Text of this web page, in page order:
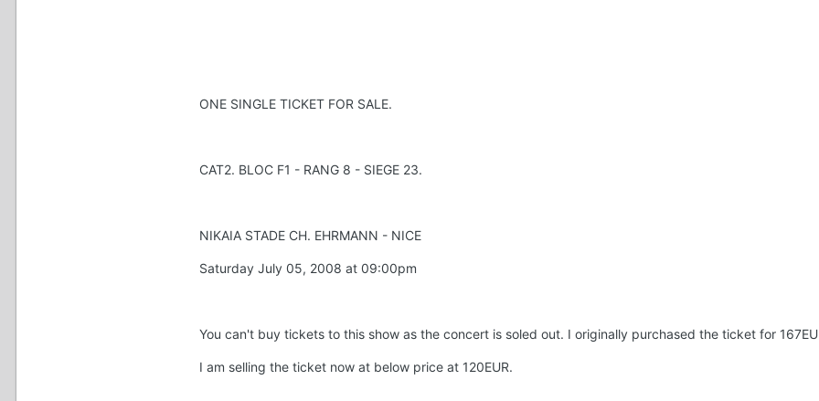
ONE SINGLE TICKET FOR SALE.
CAT2. BLOC F1 - RANG 8 - SIEGE 23.
NIKAIA STADE CH. EHRMANN - NICE
Saturday July 05, 2008 at 09:00pm
You can't buy tickets to this show as the concert is soled out. I originally purchased the ticket for
I am selling the ticket now at below price at 120EUR.